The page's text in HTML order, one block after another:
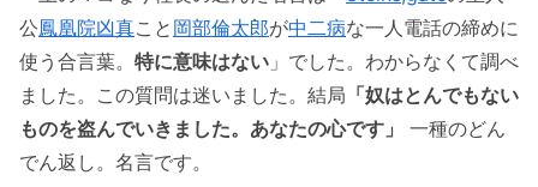
公鳳凰院凶真こと 岡部倫太郎が中二病な一人電話の締めに
使う合言葉。 特に意味はない 」でした。わからなくて調べ
ました。この質問は迷いました。結局 「奴はとんでもない
ものを盗んでいきました。あなたの心です」
一種のどん
でん返し。名言です。